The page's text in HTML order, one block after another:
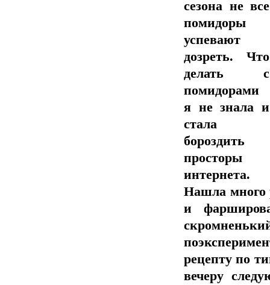
сезона не все
помидоры
успевают
дозреть. Что
делать с
помидорами
я не знала и
стала
бороздить
просторы
интернета.
Нашла много
и
рецепту по
вечеру